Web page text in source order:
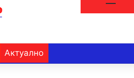
Актуално